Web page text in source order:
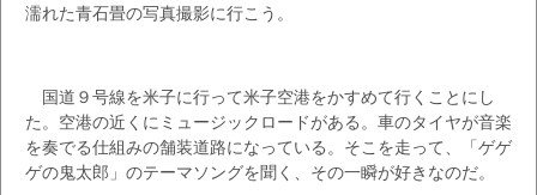
濡れた青石畳の写真撮影に行こう。
国道９号線を米子に行って米子空港をかすめて行くことにし
た。空港の近くにミュージックロードがある。車のタイヤが音楽
を奏でる仕組みの舗装道路になっている。そこを走って、「ゲゲ
ゲの鬼太郎」のテーマソングを聞く、その一瞬が好きなのだ。